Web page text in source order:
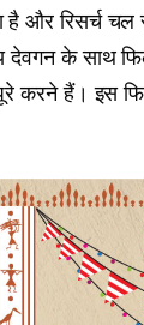
और रिसर्च चल
के साथ
करने हैं। इस